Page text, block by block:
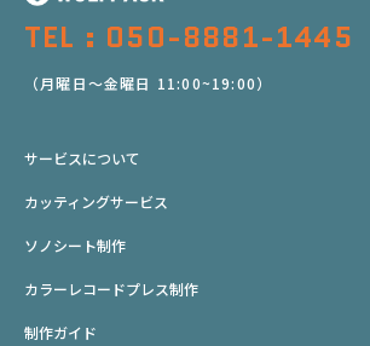
TEL : 050-8881-1445
（月曜日～金曜日 11:00~19:00）
サービスについて
カッティングサービス
ソノシート制作
カラーレコードプレス制作
制作ガイド